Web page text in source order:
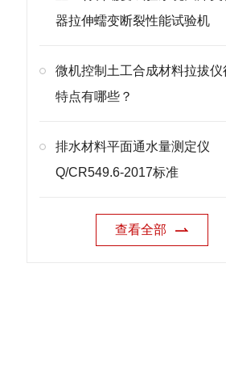
器拉伸蠕变断裂性能试验机
微机控制土工合成材料拉拔仪
特点有哪些？
排水材料平面通水量测定仪
Q/CR549.6-2017标准
查看全部